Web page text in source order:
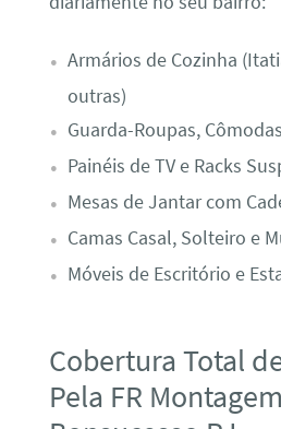
Armários de Cozinha
outras)
Guarda-Roupas,
Painéis de TV e Racks
Mesas de Jantar com
Camas Casal, Solteiro e
Móveis de Escritório e
Cobertura Total
Pela FR